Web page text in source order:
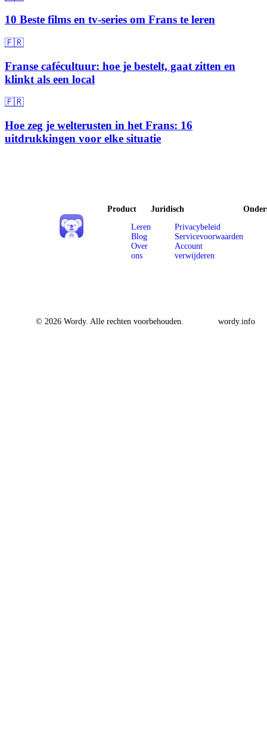
10 Beste films en tv-series om Frans te leren
🇫🇷
Franse cafécultuur: hoe je bestelt, gaat zitten en
klinkt als een local
🇫🇷
Hoe zeg je welterusten in het Frans: 16
uitdrukkingen voor elke situatie
Product
Leren
Blog
Over
ons
Juridisch
Privacybeleid
Servicevoorwaarden
Account
verwijderen
© 2026 Wordy. Alle rechten voorbehouden. wordy.info